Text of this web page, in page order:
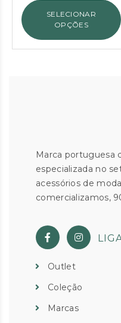
SELECIONAR
OPÇÕES
Marca portuguesa
especializada no
acessórios de
comercializamos,
Outlet
Coleção
Marcas